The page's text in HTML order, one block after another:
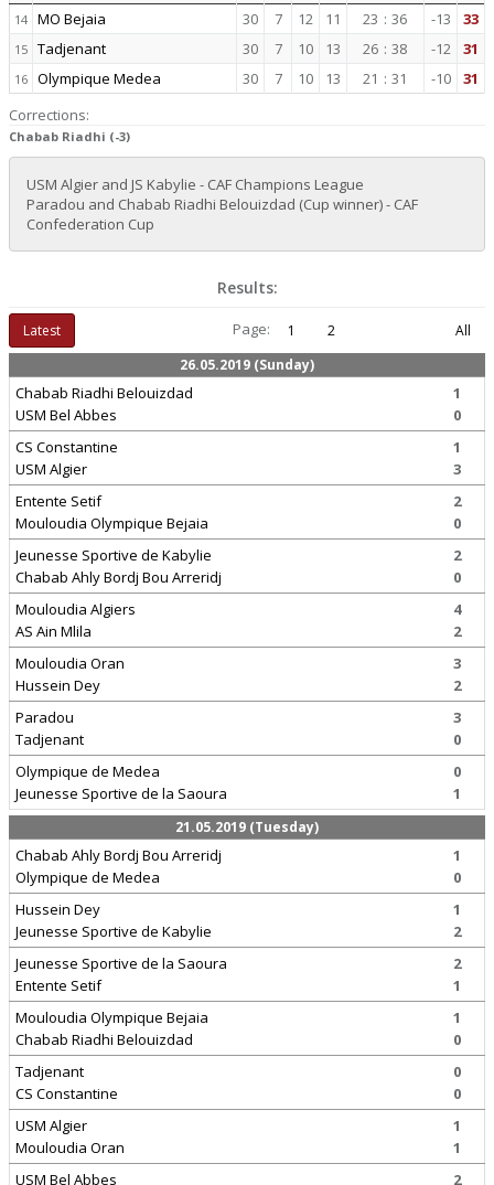
14 MO Bejaia 30 7 12 11 23 : 36 -13 33
15 Tadjenant 30 7 10 13 26 : 38 -12 31
16 Olympique Medea 30 7 10 13 21 : 31 -10
31
Corrections:
Chabab Riadhi (-3)
USM Algier and JS Kabylie - CAF Champions League
Paradou and Chabab Riadhi Belouizdad (Cup winner) - CAF
Confederation Cup
Results:
Latest Page: 1 2
All
26.05.2019 (Sunday)
Chabab Riadhi Belouizdad
USM Bel Abbes
1
0
CS Constantine
USM Algier
1
3
Entente Setif
Mouloudia Olympique Bejaia
2
0
Jeunesse Sportive de Kabylie
Chabab Ahly Bordj Bou Arreridj
2
0
Mouloudia Algiers
AS Ain Mlila
4
2
Mouloudia Oran
Hussein Dey
3
2
Paradou
Tadjenant
3
0
Olympique de Medea
Jeunesse Sportive de la Saoura
0
1
21.05.2019 (Tuesday)
Chabab Ahly Bordj Bou Arreridj
Olympique de Medea
1
0
Hussein Dey
Jeunesse Sportive de Kabylie
1
2
Jeunesse Sportive de la Saoura
Entente Setif
2
1
Mouloudia Olympique Bejaia
Chabab Riadhi Belouizdad
1
0
Tadjenant
CS Constantine
0
0
USM Algier
Mouloudia Oran
1
1
USM Bel Abbes
2